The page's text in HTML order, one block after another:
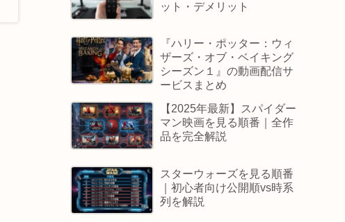
ット・デメリット
『ハリー・ポッター：ウィ
ザーズ・オブ・ベイキング
シーズン１』の動画配信サ
ービスまとめ
【2025年最新】スパイダー
マン映画を見る順番｜全作
品を完全解説
スターウォーズを見る順番
｜初心者向け公開順vs時系
列を解説